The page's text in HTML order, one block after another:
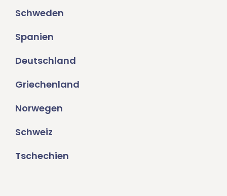
Schweden
Spanien
Deutschland
Griechenland
Norwegen
Schweiz
Tschechien